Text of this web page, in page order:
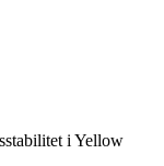
i Yellow